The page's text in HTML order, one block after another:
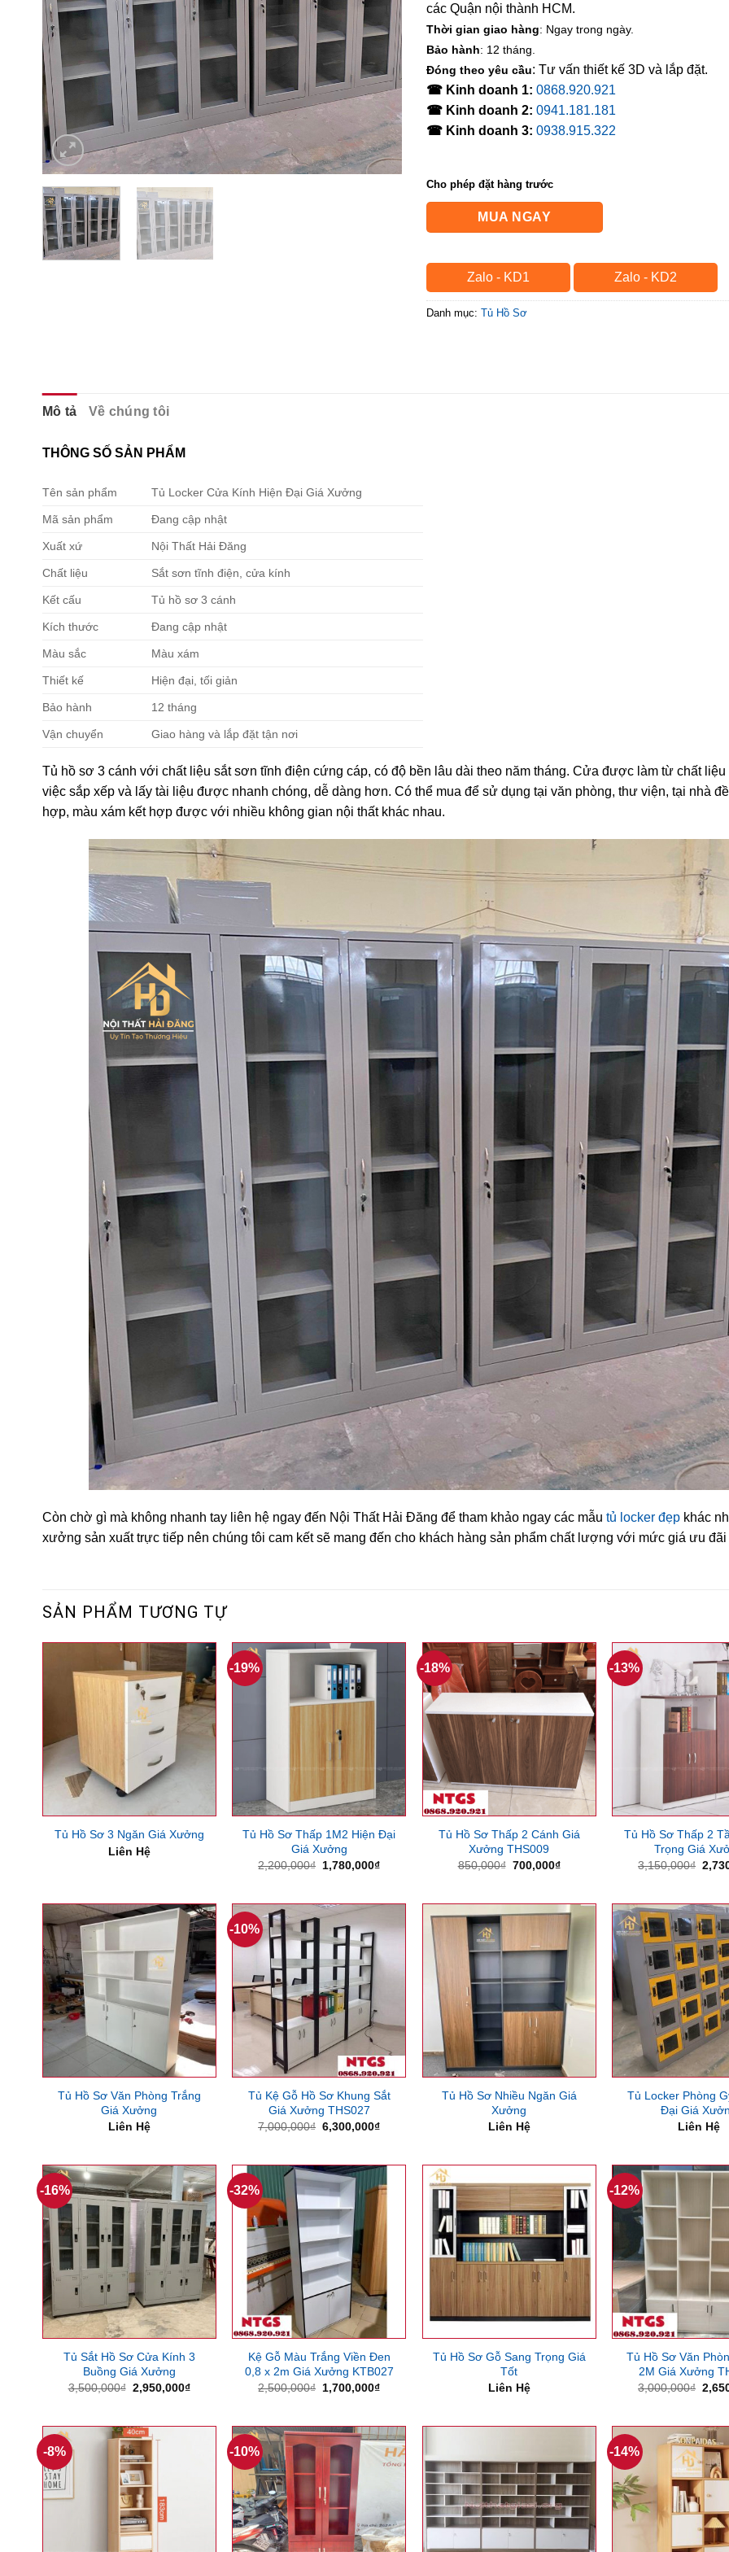
các Quận nội thành HCM.
Thời gian giao hàng: Ngay trong ngày.
Bảo hành: 12 tháng.
Đóng theo yêu cầu: Tư vấn thiết kế 3D và lắp đặt.
☎ Kinh doanh 1: 0868.920.921
☎ Kinh doanh 2: 0941.181.181
☎ Kinh doanh 3: 0938.915.322
Cho phép đặt hàng trước
MUA NGAY
Zalo - KD1 Zalo - KD2
Danh mục: Tủ Hồ Sơ
Mô tả Về chúng tôi
THÔNG SỐ SẢN PHẨM
Tên sản phẩm Tủ Locker Cửa Kính Hiện Đại Giá Xưởng
Mã sản phẩm Đang cập nhật
Xuất xứ Nội Thất Hải Đăng
Chất liệu Sắt sơn tĩnh điện, cửa kính
Kết cấu Tủ hồ sơ 3 cánh
Kích thước Đang cập nhật
Màu sắc Màu xám
Thiết kế Hiện đại, tối giản
Bảo hành 12 tháng
Vận chuyển Giao hàng và lắp đặt tận nơi
Tủ hồ sơ 3 cánh với chất liệu sắt sơn tĩnh điện cứng cáp, có độ bền lâu dài theo năm tháng. Cửa được làm từ chất liệu
việc sắp xếp và lấy tài liệu được nhanh chóng, dễ dàng hơn. Có thể mua để sử dụng tại văn phòng, thư viện, tại nhà
hợp, màu xám kết hợp được với nhiều không gian nội thất khác nhau.
Còn chờ gì mà không nhanh tay liên hệ ngay đến Nội Thất Hải Đăng để tham khảo ngay các mẫu tủ locker đẹp khác
xưởng sản xuất trực tiếp nên chúng tôi cam kết sẽ mang đến cho khách hàng sản phẩm chất lượng với mức giá ưu đãi
SẢN PHẨM TƯƠNG TỰ
Tủ Hồ Sơ 3 Ngăn Giá Xưởng
Liên Hệ
-19%
Tủ Hồ Sơ Thấp 1M2 Hiện Đại
Giá Xưởng
2,200,000₫ Giá
1,780,000₫Giá
-18%
Tủ Hồ Sơ Thấp 2 Cánh Giá
Xưởng THS009
850,000₫ Giá
700,000₫Giá
700,000₫.
-13%
Tủ Hồ Sơ Thấp 2
Trọng Giá
3,150,000₫ Giá
Tủ Hồ Sơ Văn Phòng Trắng
Giá Xưởng
Liên Hệ
-10%
Tủ Kệ Gỗ Hồ Sơ Khung Sắt
Giá Xưởng THS027
7,000,000₫ Giá
6,300,000₫Giá
6,300,000₫.
Tủ Hồ Sơ Nhiều Ngăn Giá
Xưởng
Liên Hệ
Tủ Locker Phòng
Đại Giá
Liên Hệ
-16%
Tủ Sắt Hồ Sơ Cửa Kính 3
Buồng Giá Xưởng
3,500,000₫ Giá
2,950,000₫Giá
2,950,000₫.
-32%
Kệ Gỗ Màu Trắng Viền Đen
0,8 x 2m Giá Xưởng KTB027
2,500,000₫ Giá
1,700,000₫Giá
1,700,000₫.
Tủ Hồ Sơ Gỗ Sang Trọng Giá
Tốt
Liên Hệ
-12%
Tủ Hồ Sơ Văn
2M Giá Xưởng
3,000,000₫ Giá
-8% -10% -14%